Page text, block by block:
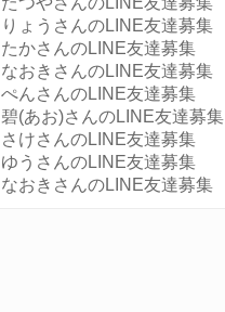
りょうさんのLINE友達募集
たかさんのLINE友達募集
なおきさんのLINE友達募集
ぺんさんのLINE友達募集
碧(あお)さんのLINE友達募集
さけさんのLINE友達募集
ゆうさんのLINE友達募集
なおきさんのLINE友達募集